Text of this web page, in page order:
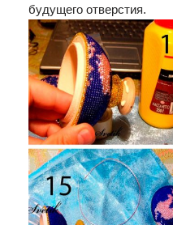
будущего отверстия.